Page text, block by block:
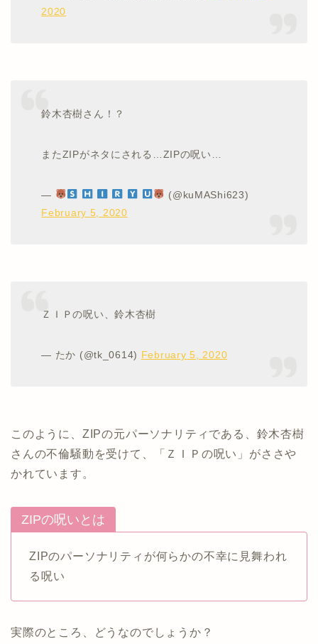
2020
鈴木杏樹さん！？
またZIPがネタにされる…ZIPの呪い…
—
(@kuMAShi623)
February 5, 2020
ＺＩＰの呪い、鈴木杏樹
— たか (@tk_0614) February 5, 2020
このように、ZIPの元パーソナリティである、鈴木杏樹
さんの不倫騒動を受けて、「ＺＩＰの呪い」がささや
かれています。
ZIPの呪いとは
ZIPのパーソナリティが何らかの不幸に見舞われ
る呪い
実際のところ、どうなのでしょうか？